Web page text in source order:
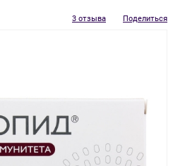
3 отзыва Поделиться